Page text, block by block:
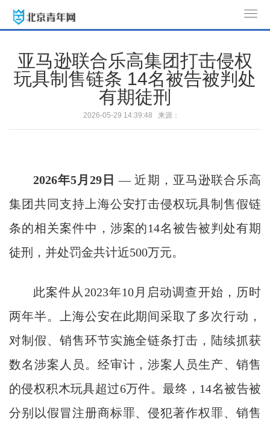
o
a
i
o
亚马逊联合乐高集团打击侵权
玩具制售链条 14名被告被判处
有期徒刑
2026-05-29 14:39:48 来源：
2026年5 月29 日 — 近期，亚马逊联合乐高
集团共同支持上海公安打击侵权玩具制售假链
条的相关案件中，涉案的14名被告被判处有期
徒刑，并处罚金共计近500万元。
此案件从2023年10月启动调查开始，历时
两年半。上海公安在此期间采取了多次行动，
对制假、销售环节实施全链条打击，陆续抓获
数名涉案人员。经审计，涉案人员生产、销售
的侵权积木玩具超过6万件。最终，14名被告被
分别以假冒注册商标罪、侵犯著作权罪、销售